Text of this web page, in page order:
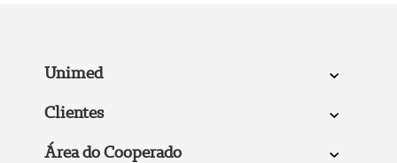
Unimed
Clientes
Área do Cooperado